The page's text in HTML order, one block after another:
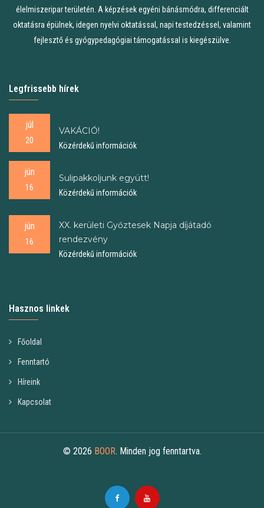
élelmiszeripar területén. A képzések egyéni bánásmódra, differenciált
oktatásra épülnek, idegen nyelvi oktatással, napi testedzéssel, valamint
fejlesztő és gyógypedagógiai támogatással is kiegészülve.
Legfrissebb hírek
júl
20
VAKÁCIÓ!
Közérdekű információk
jún
16
Sulipakkoljunk együtt!
Közérdekű információk
jún
16
XX. kerületi Győztesek Napja díjátadó
rendezvény
Közérdekű információk
Hasznos linkek
Főoldal
Fenntartó
Híreink
Kapcsolat
© 2026 BOOR. Minden jog fenntartva.